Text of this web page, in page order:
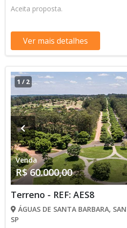
Aceita proposta.
Ver mais detalhes
1 / 2
Venda
R$ 60.000,00
Terreno - REF: AES8
ÁGUAS DE SANTA BARBARA,
SP